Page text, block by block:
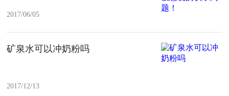
2017/06/05
矿泉水可以冲奶粉吗
2017/12/13